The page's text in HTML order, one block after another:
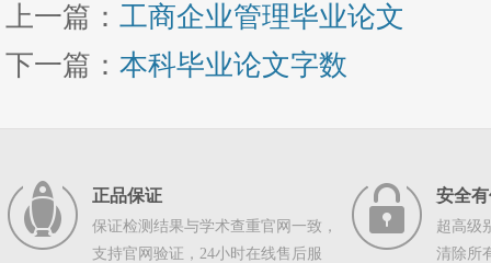
上一篇： 工商企业管理毕业论文
下一篇： 本科毕业论文字数
正品保证
保证检测结果与学术查重官网一致，
支持官网验证，24小时在线售后服
安全
超高级
清除所